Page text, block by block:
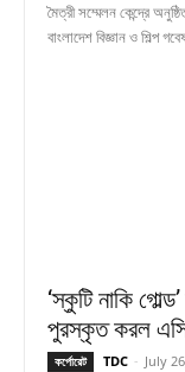
মৈত্রী সম্মেলন কেন্দ্রে
বাংলাদেশ বিজ্ঞান ও শিল্প
‘স্কুটি নাকি
পুরস্কৃত করল
কর্পোরেট TDC - July